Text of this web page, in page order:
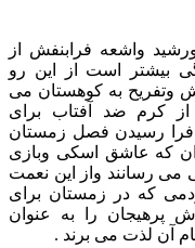
واشعه فرابنفش از
بیشتر است از این رو
وتفریح به کوهستان می
کرم ضد آفتاب برای
فرا رسیدن فصل زمستان
که عاشق اسکی وبازی
می رسانند واز این نعمت
که در زمستان برای
پرهیجان را به عنوان
آن لذت می برند .